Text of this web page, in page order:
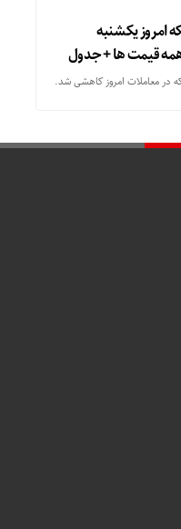
امروز یکشنبه
در معاملات امروز کاهشی شد.